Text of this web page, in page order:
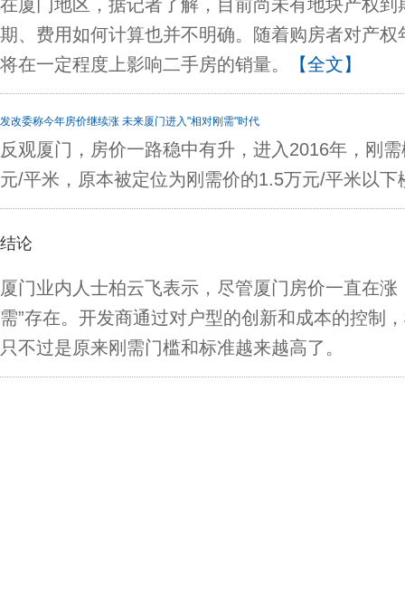
在厦门地区，据记者了解，目前尚未有地块产权
期、费用如何计算也并不明确。随着购房者对产
将在一定程度上影响二手房的销量。
【全文】
发改委称今年房价继续涨 未来厦门进入"相对刚需"时代
反观厦门，房价一路稳中有升，进入2016年，刚
元/平米，原本被定位为刚需价的1.5万元/平米以下
结论
厦门业内人士柏云飞表示，尽管厦门房价一直在涨
需”存在。开发商通过对户型的创新和成本的控制
只不过是原来刚需门槛和标准越来越高了。